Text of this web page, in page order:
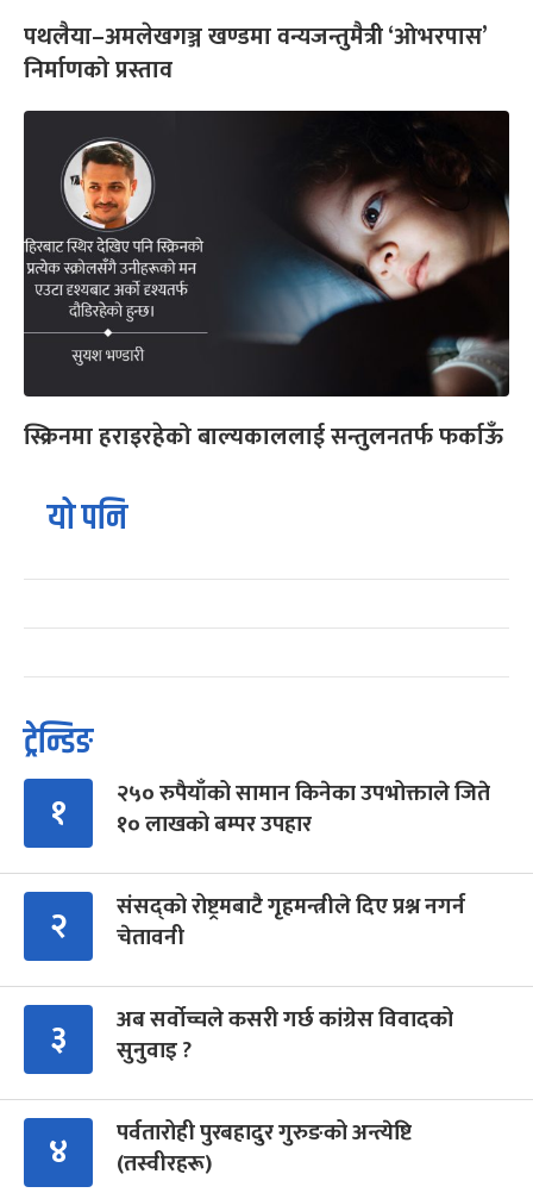
पथलैया–अमलेखगञ्ज खण्डमा वन्यजन्तुमैत्री ‘ओभरपास’
निर्माणको प्रस्ताव
स्क्रिनमा हराइरहेको बाल्यकाललाई सन्तुलनतर्फ फर्काऊँ
यो पनि
ट्रेन्डिङ
१
२५० रुपैयाँको सामान किनेका उपभोक्ताले जिते
१० लाखको बम्पर उपहार
२
संसद्को रोष्ट्रमबाटै गृहमन्त्रीले दिए प्रश्न नगर्न
चेतावनी
३
अब सर्वोच्चले कसरी गर्छ कांग्रेस विवादको
सुनुवाइ ?
४
पर्वतारोही पुरबहादुर गुरुङको अन्त्येष्टि
(तस्वीरहरू)